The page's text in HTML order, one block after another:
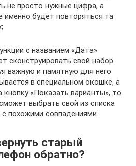
не просто нужные цифра, а
именно будет повторяться та
с названием «Дата»
сконструировать свой набор
важную и памятную для него
в специальном окошке, а
кнопку «Показать варианты», то
выбрать свой из списка
похожими совпадениями.
старый
обратно?